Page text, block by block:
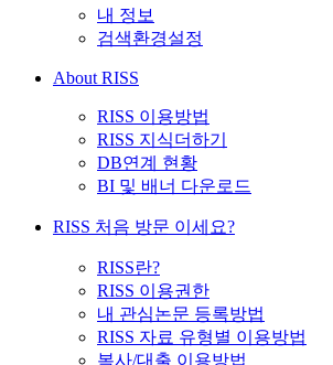
내 정보
검색환경설정
About RISS
RISS 이용방법
RISS 지식더하기
DB연계 현황
BI 및 배너 다운로드
RISS 처음 방문 이세요?
RISS란?
RISS 이용권한
내 관심논문 등록방법
RISS 자료 유형별 이용방법
복사/대출 이용방법